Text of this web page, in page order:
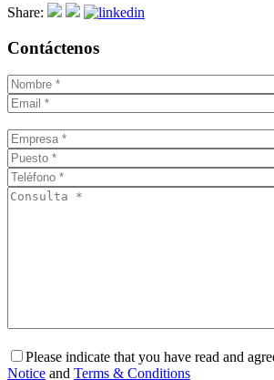
Share:
Contáctenos
Please indicate that you have read and
Notice and Terms & Conditions